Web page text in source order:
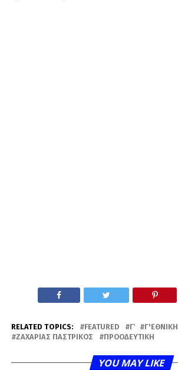
RELATED TOPICS: FEATURED Γ΄
Γ'ΕΘΝΙΚΉ
ΖΑΧΑΡΊΑΣ ΠΑΣΤΡΙΚΌΣ
ΠΡΟΟΔΕΥΤΙΚΉ
YOU MAY LIKE